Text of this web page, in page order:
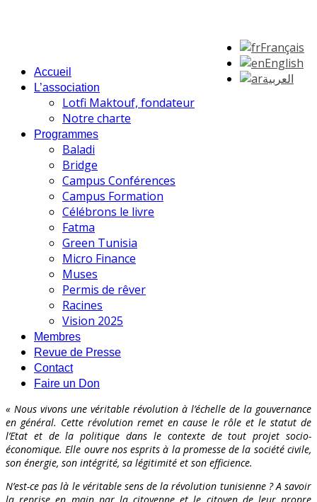
Français
English
العربية
Accueil
L’association
Lotfi Maktouf, fondateur
Notre charte
Programmes
Baladi
Bridge
Campus Conférences
Campus Formation
Célébrons le livre
Fatma
Green Tunisia
Micro Finance
Muses
Permis de rêver
Racines
Vision 2025
Membres
Revue de Presse
Contact
Faire un Don
« Nous vivons une véritable révolution à l’échelle de la gouvernance
en général. Cette révolution remet en cause le rôle et le statut de
l’Etat et de la politique dans le contexte de tout projet socio-
économique. Elle ouvre nos esprits à la promesse de la société civile,
son énergie, son intégrité, sa légitimité et son efficience.
N’est-ce pas là le véritable sens de la révolution tunisienne ? A savoir